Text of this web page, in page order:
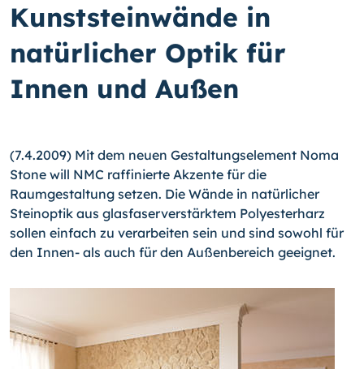
Kunststeinwände in
natürlicher Optik für
Innen und Außen
(7.4.2009) Mit dem neuen Gestaltungselement Noma
Stone will NMC raffinierte Akzente für die
Raumgestaltung setzen. Die Wände in natürlicher
Steinoptik aus glasfaserverstärktem Polyesterharz
sollen einfach zu verarbeiten sein und sind sowohl für
den Innen- als auch für den Außenbereich geeignet.